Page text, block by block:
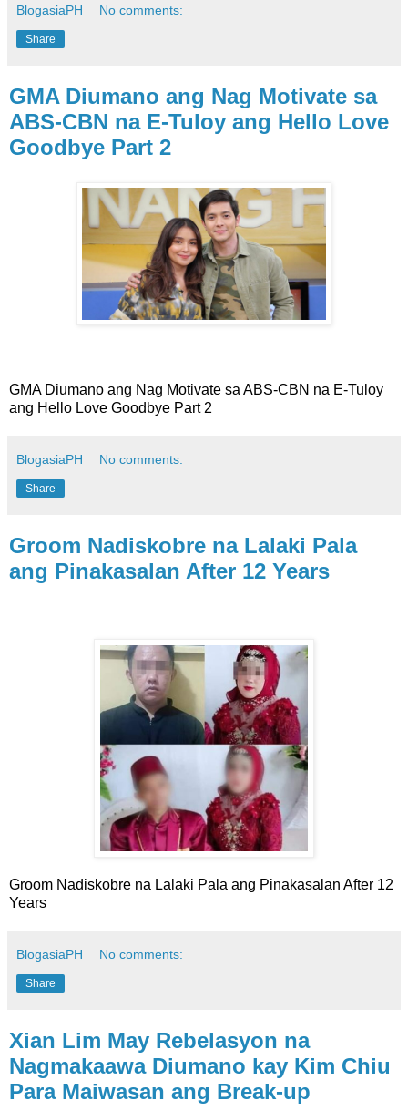
BlogasiaPH No comments:
Share
GMA Diumano ang Nag Motivate sa
ABS-CBN na E-Tuloy ang Hello Love
Goodbye Part 2
GMA Diumano ang Nag Motivate sa ABS-CBN na E-Tuloy
ang Hello Love Goodbye Part 2
BlogasiaPH No comments:
Share
Groom Nadiskobre na Lalaki Pala
ang Pinakasalan After 12 Years
Groom Nadiskobre na Lalaki Pala ang Pinakasalan After 12
Years
BlogasiaPH No comments:
Share
Xian Lim May Rebelasyon na
Nagmakaawa Diumano kay Kim Chiu
Para Maiwasan ang Break-up